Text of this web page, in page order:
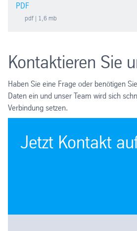
PDF
pdf | 1,6 mb
Kontaktieren Sie
Haben Sie eine Frage oder benötigen
Daten ein und unser Team wird sich
Verbindung setzen.
Jetzt Kontakt